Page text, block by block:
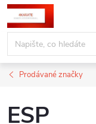
Přejít
na
obsah
Prodávané značky
ESP